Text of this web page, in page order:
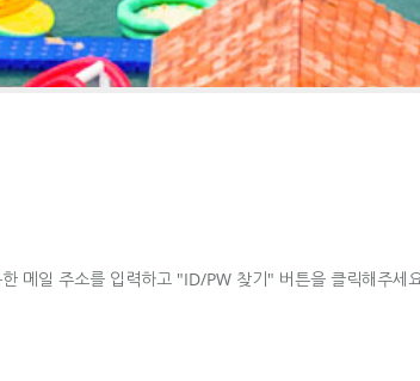
메일 주소를 입력하고 "ID/PW 찾기" 버튼을 클릭해주세